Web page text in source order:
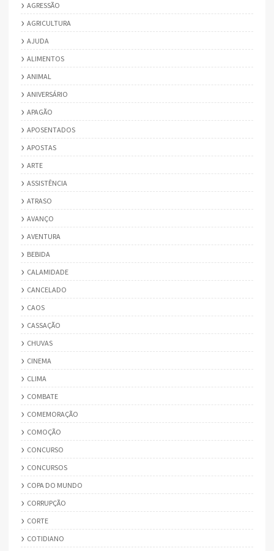
AGRESSÃO
AGRICULTURA
AJUDA
ALIMENTOS
ANIMAL
ANIVERSÁRIO
APAGÃO
APOSENTADOS
APOSTAS
ARTE
ASSISTÊNCIA
ATRASO
AVANÇO
AVENTURA
BEBIDA
CALAMIDADE
CANCELADO
CAOS
CASSAÇÃO
CHUVAS
CINEMA
CLIMA
COMBATE
COMEMORAÇÃO
COMOÇÃO
CONCURSO
CONCURSOS
COPA DO MUNDO
CORRUPÇÃO
CORTE
COTIDIANO